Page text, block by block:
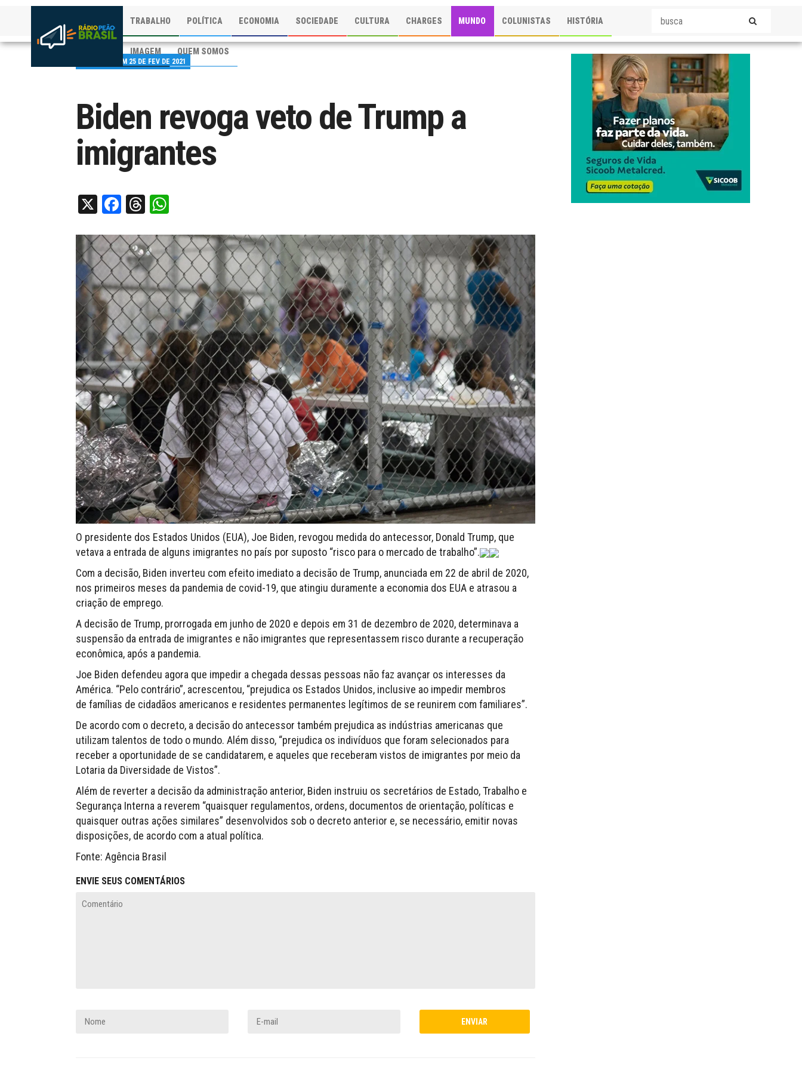
TRABALHO POLÍTICA ECONOMIA SOCIEDADE CULTURA CHARGES MUNDO COLUNISTAS HISTÓRIA
IMAGEM QUEM SOMOS
PUBLICADO EM 25 DE FEV DE 2021
Biden revoga veto de Trump a
imigrantes
X Facebook
Threads
O presidente dos Estados Unidos (EUA), Joe Biden, revogou medida do antecessor, Donald Trump, que
vetava a entrada de alguns imigrantes no país por suposto “risco para o mercado de trabalho”.
Com a decisão, Biden inverteu com efeito imediato a decisão de Trump, anunciada em 22 de abril de 2020,
nos primeiros meses da pandemia de covid-19, que atingiu duramente a economia dos EUA e atrasou a
criação de emprego.
A decisão de Trump, prorrogada em junho de 2020 e depois em 31 de dezembro de 2020, determinava a
suspensão da entrada de imigrantes e não imigrantes que representassem risco durante a recuperação
econômica, após a pandemia.
Joe Biden defendeu agora que impedir a chegada dessas pessoas não faz avançar os interesses da
América. “Pelo contrário”, acrescentou, “prejudica os Estados Unidos, inclusive ao impedir membros
de famílias de cidadãos americanos e residentes permanentes legítimos de se reunirem com familiares”.
De acordo com o decreto, a decisão do antecessor também prejudica as indústrias americanas que
utilizam talentos de todo o mundo. Além disso, “prejudica os indivíduos que foram selecionados para
receber a oportunidade de se candidatarem, e aqueles que receberam vistos de imigrantes por meio da
Lotaria da Diversidade de Vistos”.
Além de reverter a decisão da administração anterior, Biden instruiu os secretários de Estado, Trabalho e
Segurança Interna a reverem “quaisquer regulamentos, ordens, documentos de orientação, políticas e
quaisquer outras ações similares” desenvolvidos sob o decreto anterior e, se necessário, emitir novas
disposições, de acordo com a atual política.
Fonte: Agência Brasil
ENVIE SEUS COMENTÁRIOS